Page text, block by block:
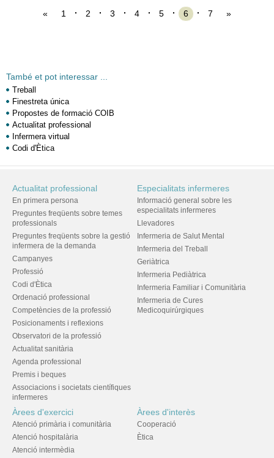
« 1 2 3 4 5 6 7 »
També et pot interessar ...
Treball
Finestreta única
Propostes de formació COIB
Actualitat professional
Infermera virtual
Codi d'Ètica
Actualitat professional
En primera persona
Preguntes freqüents sobre temes
professionals
Preguntes freqüents sobre la gestió
infermera de la demanda
Campanyes
Professió
Codi d'Ètica
Ordenació professional
Competències de la professió
Posicionaments i reflexions
Observatori de la professió
Actualitat sanitària
Agenda professional
Premis i beques
Associacions i societats científiques
infermeres
Especialitats infermeres
Informació general sobre les
especialitats infermeres
Llevadores
Infermeria de Salut Mental
Infermeria del Treball
Geriàtrica
Infermeria Pediàtrica
Infermeria Familiar i Comunitària
Infermeria de Cures
Medicoquirúrgiques
Àrees d'exercici
Atenció primària i comunitària
Atenció hospitalària
Atenció intermèdia
Àrees d'interès
Cooperació
Ètica